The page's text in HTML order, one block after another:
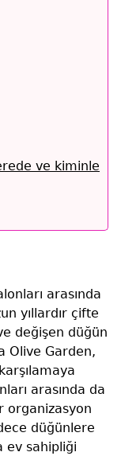
ve kiminle
arasında
yıllardır çifte
değişen düğün
Olive Garden,
arasında da
organizasyon
düğünlere
ev sahipliği